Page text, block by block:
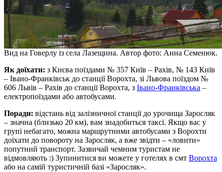
Вид на Говерлу із села Лазещина. Автор фото: Анна Семенюк.
Як доїхати: з Києва поїздами № 357 Київ – Рахів, № 143 Київ
– Івано-Франківськ до станції Ворохта, зі Львова поїздом №
606 Львів – Рахів до станції Ворохта, з Івано-Франківська –
електропоїздами або автобусами.
Поради: відстань від залізничної станції до урочища Заросляк
– значна (близько 20 км), вам знадобиться таксі. Якщо вас у
групі небагато, можна маршрутними автобусами з Ворохти
доїхати до повороту на Заросляк, а вже звідти – «ловити»
попутний транспорт. Зазвичай чемним туристам не
відмовляють :) Зупинитися ви можете у готелях в смт Ворохта
або на самій туристичній базі «Заросляк».